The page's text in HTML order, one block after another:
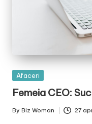
Posted
Afaceri
Femeia CEO:
Posted
By Biz Woman 27